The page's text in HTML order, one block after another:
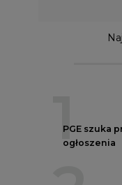
1
PGE szuka
ogłoszenia